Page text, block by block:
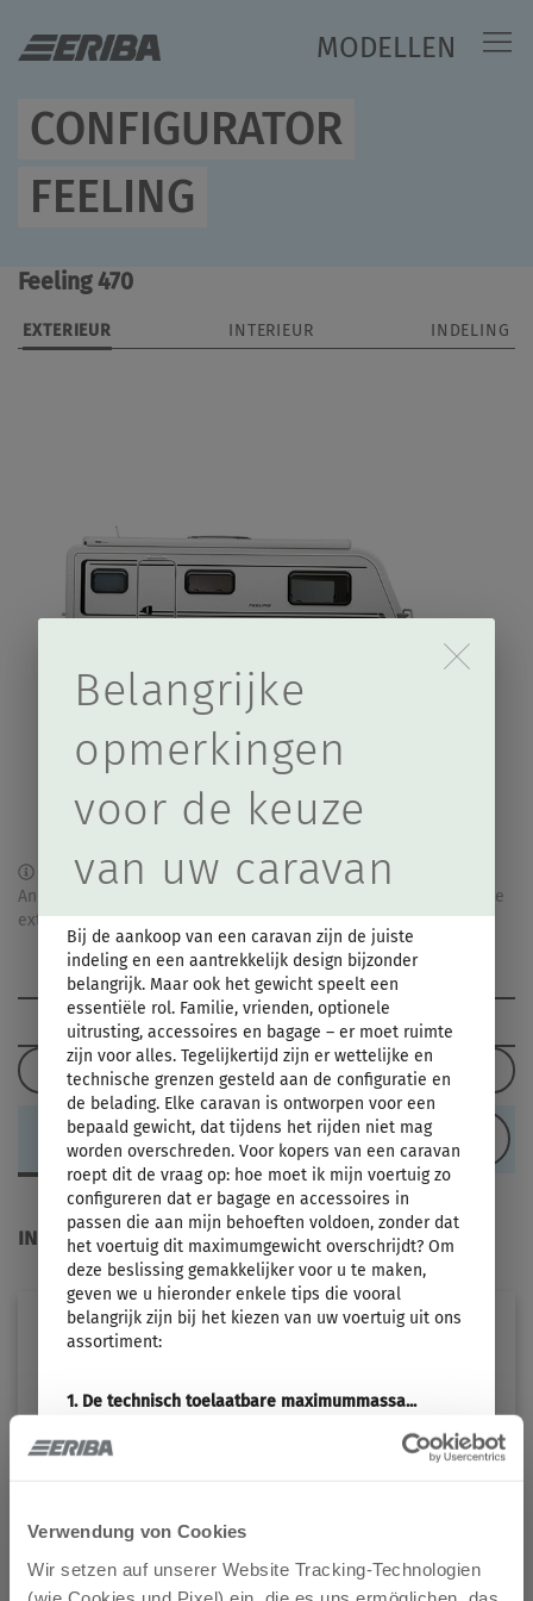
Verwendung von Cookies
Wir setzen auf unserer Website Tracking-Technologien
MODELLEN
CONFIGURATOR
FEELING
Feeling 470
EXTERIEUR INTERIEUR INDELING
Dit is een voorbeeldfoto van de buitenkant van deze serie.
Andere plattegronden kunnen afwijken. Illustratie kan optionele
extra’s bevatten.
Overzicht modellen
Standaard inbegrepen
Configuratie laden
INDELING
INDELING
Prijs vanaf
€ 30.490,– 3 - 5
Durch Scrolling wird
Belangrijke
opmerkingen
voor de keuze
van uw caravan
Bij de aankoop van een caravan zijn de juiste
indeling en een aantrekkelijk design bijzonder
belangrijk. Maar ook het gewicht speelt een
essentiële rol. Familie, vrienden, optionele
uitrusting, accessoires en bagage – er moet ruimte
zijn voor alles. Tegelijkertijd zijn er wettelijke en
technische grenzen gesteld aan de configuratie en
de belading. Elke caravan is ontworpen voor een
bepaald gewicht, dat tijdens het rijden niet mag
worden overschreden. Voor kopers van een caravan
roept dit de vraag op: hoe moet ik mijn voertuig zo
configureren dat er bagage en accessoires in
passen die aan mijn behoeften voldoen, zonder dat
het voertuig dit maximumgewicht overschrijdt? Om
deze beslissing gemakkelijker voor u te maken,
geven we u hieronder enkele tips die vooral
belangrijk zijn bij het kiezen van uw voertuig uit ons
assortiment:
1. De technisch toelaatbare maximummassa...
het voertuig ook in beladen toestand niet mag
variëren van indeling tot indeling (bijv. 1.600 kg,
1.700 kg). U vindt de overeenkomstige informatie
voor elke indeling in de technische gegevens.